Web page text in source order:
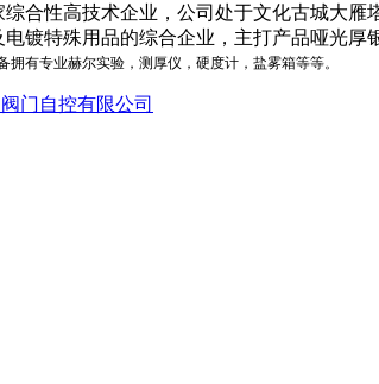
合性高技术企业，公司处于文化古城大
镀特殊用品的综合企业，主打产品哑光
有专业赫尔实验，测厚仪，硬度计，盐雾箱等等。
门自控有限公司